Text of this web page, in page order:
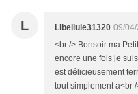
L Libellule31320 09/
<br /> Bonsoir ma
encore une fois je
est délicieusement
tout simplement à<br